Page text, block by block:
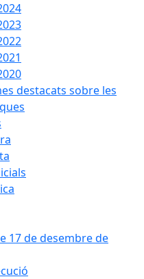
destacats sobre les
17 de desembre de